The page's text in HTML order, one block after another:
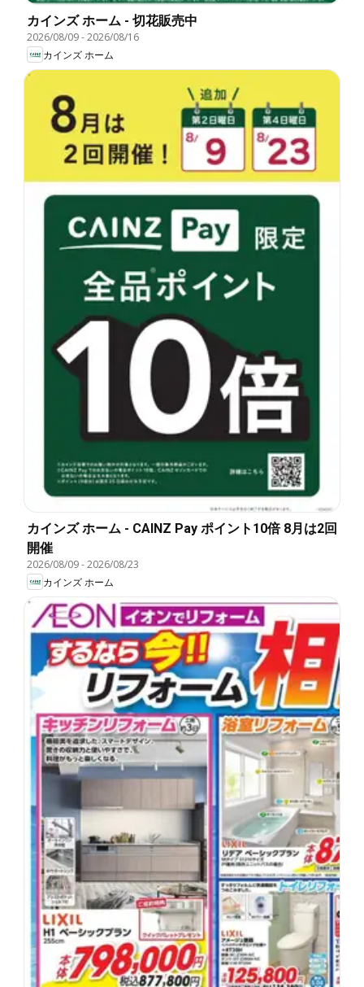
カインズ ホーム - 切花販売中
2026/08/09-2026/08/16
カインズ ホーム
カインズ ホーム - CAINZ Pay ポイント10倍 8月は2回
開催
2026/08/09-2026/08/23
カインズ ホーム